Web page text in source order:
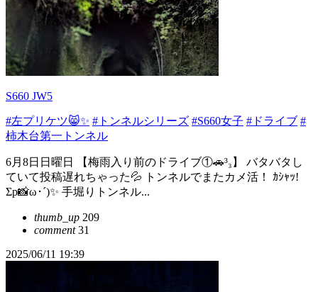
S660 JW5
#左プリケツ😸✨ #トンネルシリーズ #S660女子 #ドライブ #
柿木台第一トンネル
6月8日日曜日 【梅雨入り前のドライブ①🚗³₃】 バタバタし
ていて投稿遅れちゃった💦 トンネルでまたカメ活！ ｶｼｬｯ!
Σp📸ω･´)✨ 手堀りトンネル...
thumb_up 209
comment31
2025/06/11 19:39